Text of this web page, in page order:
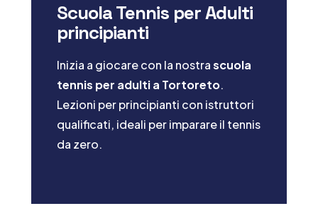
Scuola Tennis per Adulti
principianti
Inizia a giocare con la nostrascuola
tennis per adulti a Tortoreto.
Lezioni per principianti con istruttori
qualificati, ideali per imparare il tennis
da zero.